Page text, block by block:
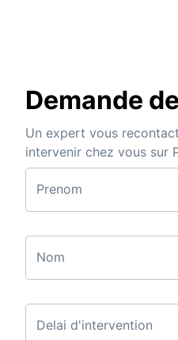
Demande
Un expert vous
intervenir chez vous sur
Prenom
Nom
Delai d'intervention